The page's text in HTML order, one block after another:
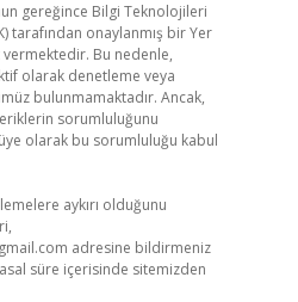
gereğince Bilgi Teknolojileri
tarafından onaylanmış bir Yer
vermektedir. Bu nedenle,
olarak denetleme veya
bulunmamaktadır. Ancak,
sorumluluğunu
olarak bu sorumluluğu kabul
aykırı olduğunu
adresine bildirmeniz
süre içerisinde sitemizden